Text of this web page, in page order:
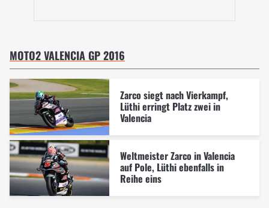
MOTO2 VALENCIA GP 2016
Zarco siegt nach Vierkampf,
Lüthi erringt Platz zwei in
Valencia
Weltmeister Zarco in Valencia
auf Pole, Lüthi ebenfalls in
Reihe eins